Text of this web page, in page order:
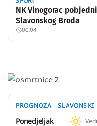
NK Vinogorac
Slavonskog Broda
00:04
PROGNOZA ·SLAVONSKI
Ponedjeljak